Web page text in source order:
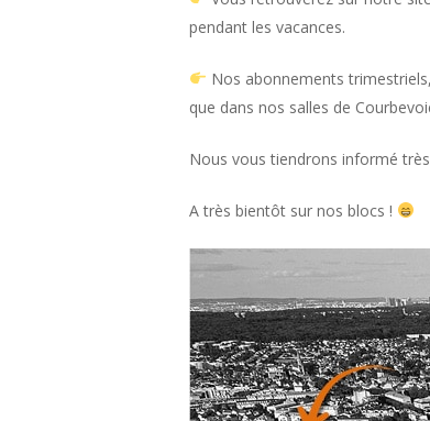
pendant les vacances.
Nos abonnements
que dans nos salles de
Nous vous tiendrons informé
A très bientôt sur nos blocs !